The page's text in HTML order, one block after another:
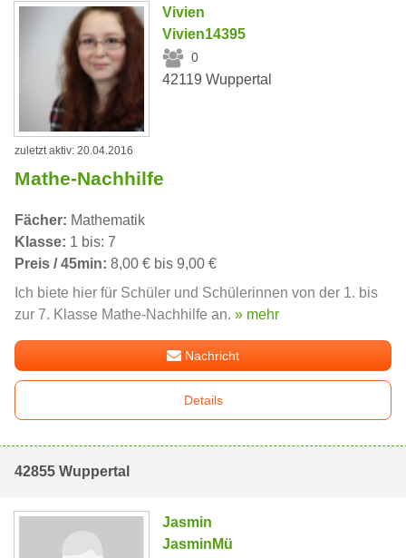
Vivien
Vivien14395
0
42119 Wuppertal
zuletzt aktiv: 20.04.2016
Mathe-Nachhilfe
Fächer: Mathematik
Klasse: 1 bis: 7
Preis / 45min: 8,00 € bis 9,00 €
Ich biete hier für Schüler und Schülerinnen von der 1. bis
zur 7. Klasse Mathe-Nachhilfe an. » mehr
Nachricht
Details
42855 Wuppertal
Jasmin
JasminMü